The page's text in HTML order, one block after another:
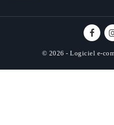
© 2026 - Logiciel e-